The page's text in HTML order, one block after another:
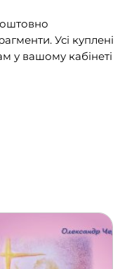
(55)
Усі куплені
у вашому кабінеті